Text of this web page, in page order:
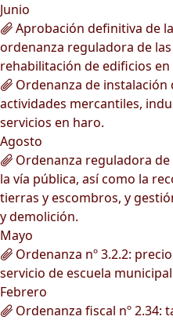
Junio
Aprobación definitiva de
ordenanza reguladora de
rehabilitación de edificios
Ordenanza de
actividades mercantiles,
servicios en haro.
Agosto
Ordenanza reguladora
la vía pública, así como la
tierras y escombros, y
y demolición.
Mayo
Ordenanza nº 3.2.2:
servicio de escuela
Febrero
Ordenanza fiscal nº 2.34: